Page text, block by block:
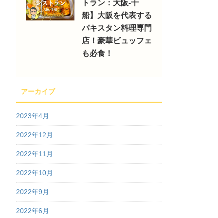
トラン：大阪-千
船】大阪を代表する
パキスタン料理専門
店！豪華ビュッフェ
も必食！
アーカイブ
2023年4月
2022年12月
2022年11月
2022年10月
2022年9月
2022年6月